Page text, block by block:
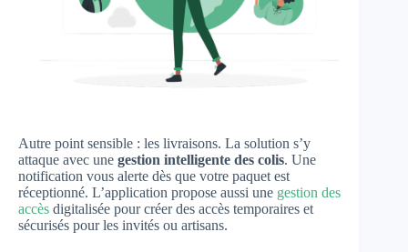
Autre point sensible : les livraisons. La solution s’y
attaque avec une gestion intelligente des colis. Une
notification vous alerte dès que votre paquet est
réceptionné. L’application propose aussi une gestion des
accès digitalisée pour créer des accès temporaires et
sécurisés pour les invités ou artisans.